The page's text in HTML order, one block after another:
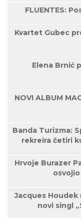
FLUENTES:
Kvartet Gubec
Elena Brnić
NOVI ALBUM
Banda Turizma:
rekreira četiri
Hrvoje Burazer
Jacques Houdek
novi singl